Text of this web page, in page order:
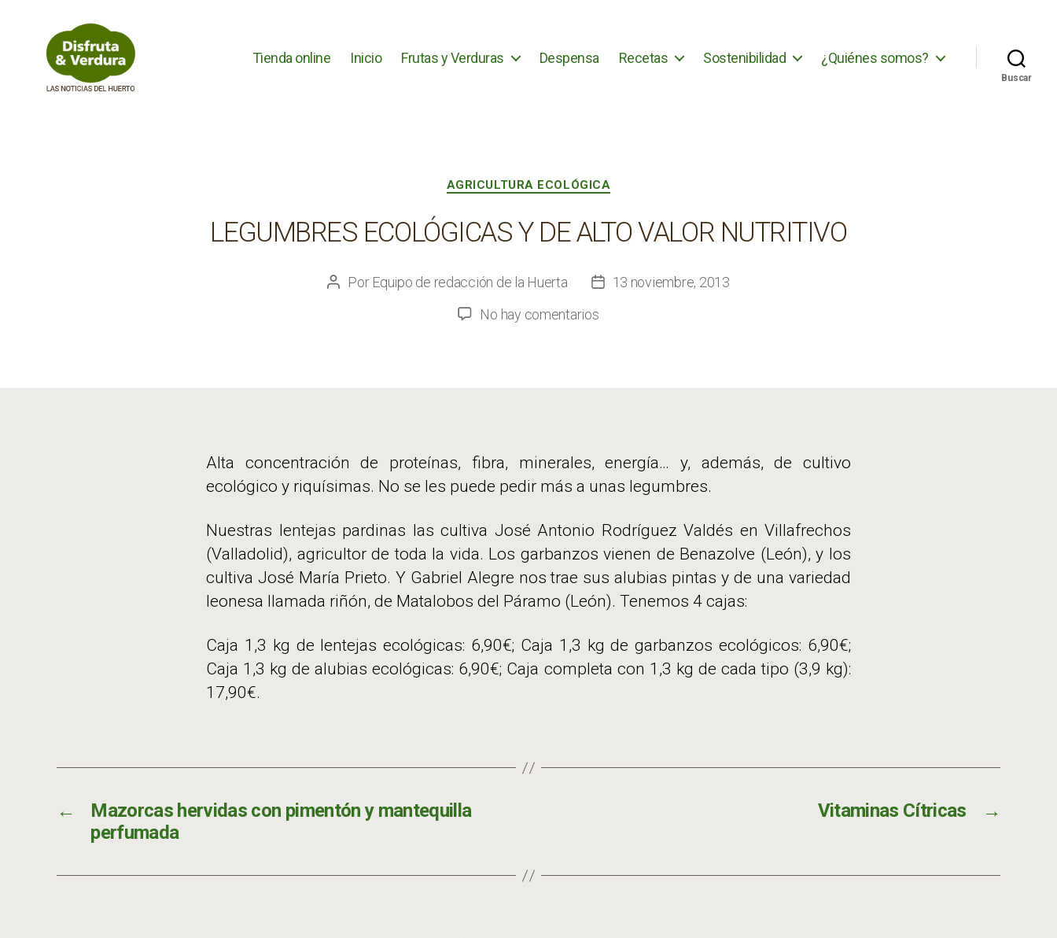
Tienda online Inicio Frutas y Verduras Despensa Recetas Sostenibilidad ¿Quiénes somos?
Buscar
Categorías
AGRICULTURA ECOLÓGICA
LEGUMBRES ECOLÓGICAS Y DE ALTO VALOR NUTRITIVO
Autor
Por Equipo de redacción de la Huerta
Fecha
13 noviembre, 2013
No hay comentariosen
nutritivo
Alta concentración de proteínas, fibra, minerales, energía… y, además, de cultivo
ecológico y riquísimas. No se les puede pedir más a unas legumbres.
Nuestras lentejas pardinas las cultiva José Antonio Rodríguez Valdés en Villafrechos
(Valladolid), agricultor de toda la vida. Los garbanzos vienen de Benazolve (León), y los
cultiva José María Prieto. Y Gabriel Alegre nos trae sus alubias pintas y de una variedad
leonesa llamada riñón, de Matalobos del Páramo (León). Tenemos 4 cajas:
Caja 1,3 kg de lentejas ecológicas: 6,90€; Caja 1,3 kg de garbanzos ecológicos: 6,90€;
Caja 1,3 kg de alubias ecológicas: 6,90€; Caja completa con 1,3 kg de cada tipo (3,9 kg):
17,90€.
←
Mazorcas hervidas con pimentón y mantequilla
perfumada
→
Vitaminas Cítricas